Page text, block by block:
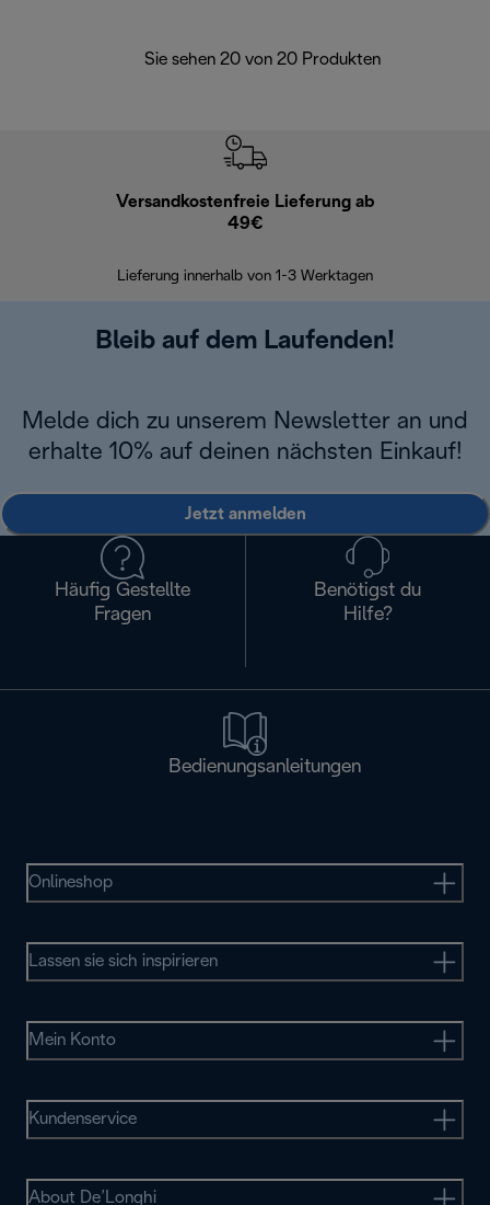
Sie sehen 20 von 20 Produkten
Versandkostenfreie Lieferung ab
49€
Lieferung innerhalb von 1-3 Werktagen
Bleib auf dem Laufenden!
Melde dich zu unserem Newsletter an und
erhalte 10% auf deinen nächsten Einkauf!
Jetzt anmelden
Häufig Gestellte
Fragen
Benötigst du
Hilfe?
Bedienungsanleitungen
Onlineshop
Lassen sie sich inspirieren
Mein Konto
Kundenservice
About De’Longhi